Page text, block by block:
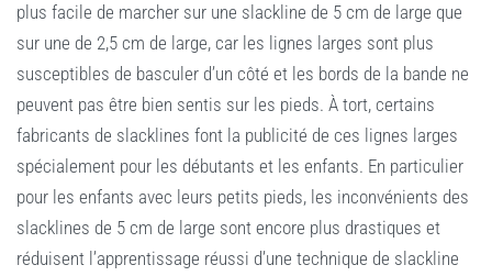
plus facile de marcher sur une slackline de 5 cm de large que
sur une de 2,5 cm de large, car les lignes larges sont plus
susceptibles de basculer d’un côté et les bords de la bande ne
peuvent pas être bien sentis sur les pieds. À tort, certains
fabricants de slacklines font la publicité de ces lignes larges
spécialement pour les débutants et les enfants. En particulier
pour les enfants avec leurs petits pieds, les inconvénients des
slacklines de 5 cm de large sont encore plus drastiques et
réduisent l’apprentissage réussi d’une technique de slackline